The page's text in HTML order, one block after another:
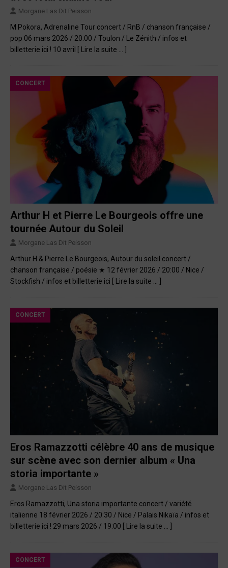
Morgane Las Dit Peisson
M Pokora, Adrenaline Tour concert / RnB / chanson française /
pop 06 mars 2026 / 20:00 / Toulon / Le Zénith / infos et
billetterie ici ! 10 avril
[ Lire la suite … ]
CONCERT
Arthur H et Pierre Le Bourgeois offre une
tournée Autour du Soleil
Morgane Las Dit Peisson
Arthur H & Pierre Le Bourgeois, Autour du soleil concert /
chanson française / poésie ★ 12 février 2026 / 20:00 / Nice /
Stockfish / infos et billetterie ici
[ Lire la suite … ]
CONCERT
Eros Ramazzotti célèbre 40 ans de musique
sur scène avec son dernier album « Una
storia importante »
Morgane Las Dit Peisson
Eros Ramazzotti, Una storia importante concert / variété
italienne 18 février 2026 / 20:30 / Nice / Palais Nikaïa / infos et
billetterie ici ! 29 mars 2026 / 19:00
[ Lire la suite … ]
CONCERT